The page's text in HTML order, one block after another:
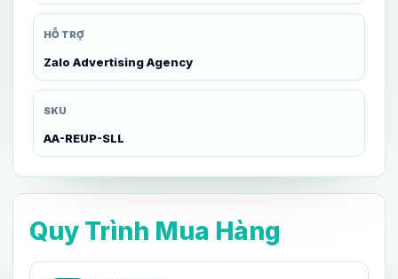
HỖ TRỢ
Zalo Advertising Agency
SKU
AA-REUP-SLL
Quy Trình Mua Hàng